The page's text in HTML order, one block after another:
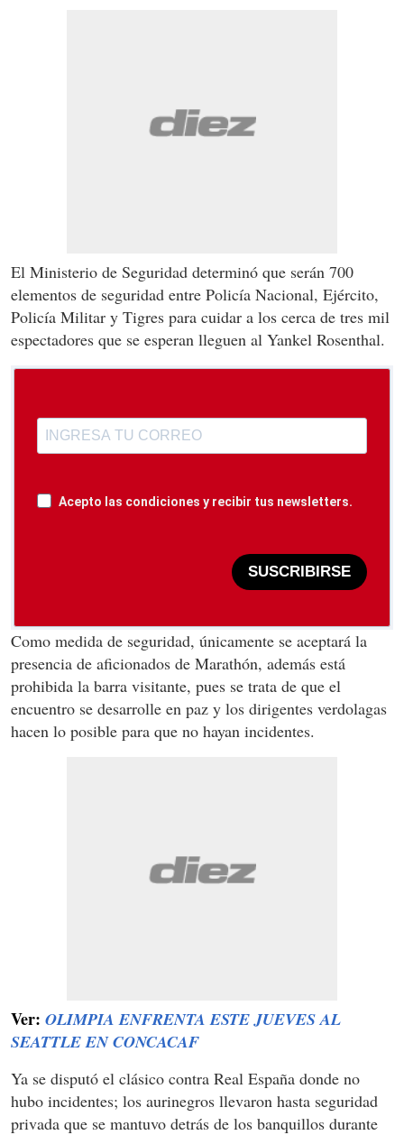
El Ministerio de Seguridad determinó que serán 700
elementos de seguridad entre Policía Nacional, Ejército,
Policía Militar y Tigres para cuidar a los cerca de tres mil
espectadores que se esperan lleguen al Yankel Rosenthal.
Acepto las condiciones y recibir tus newsletters.
SUSCRIBIRSE
Como medida de seguridad, únicamente se aceptará la
presencia de aficionados de Marathón, además está
prohibida la barra visitante, pues se trata de que el
encuentro se desarrolle en paz y los dirigentes verdolagas
hacen lo posible para que no hayan incidentes.
Ver: OLIMPIA ENFRENTA ESTE JUEVES AL
SEATTLE EN CONCACAF
Ya se disputó el clásico contra Real España donde no
hubo incidentes; los aurinegros llevaron hasta seguridad
privada que se mantuvo detrás de los banquillos durante